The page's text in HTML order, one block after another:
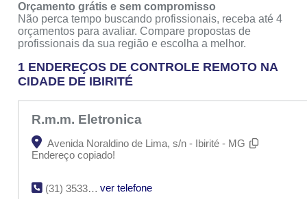
Orçamento grátis e sem compromisso
Não perca tempo buscando profissionais, receba até 4
orçamentos para avaliar. Compare propostas de
profissionais da sua região e escolha a melhor.
1 ENDEREÇOS DE CONTROLE REMOTO NA
CIDADE DE IBIRITÉ
R.m.m. Eletronica
Avenida Noraldino de Lima, s/n - Ibirité - MG
Endereço copiado!
(31) 3533-9915
ver telefone